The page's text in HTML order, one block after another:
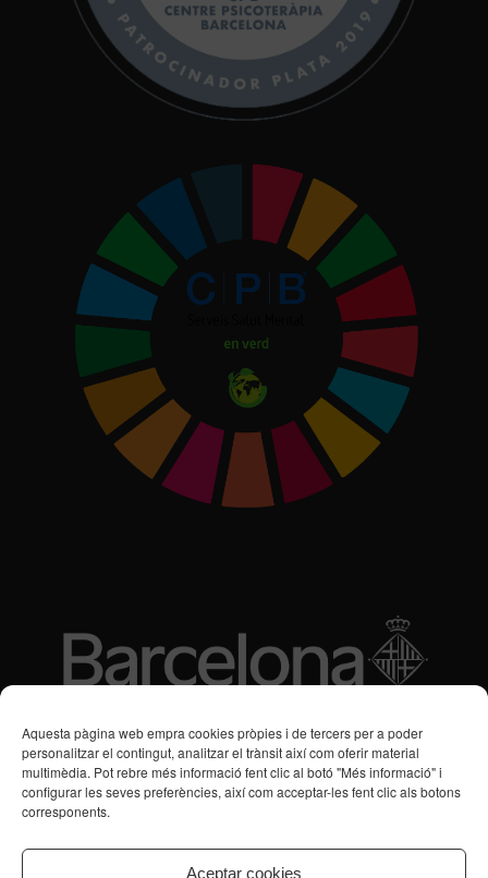
Aquesta pàgina web empra cookies pròpies i de tercers per a poder
personalitzar el contingut, analitzar el trànsit així com oferir material
multimèdia. Pot rebre més informació fent clic al botó "Més informació" i
configurar les seves preferències, així com acceptar-les fent clic als botons
corresponents.
Aceptar cookies
Subvencions des de 2016
Programa de Vacances/Suport Respir Familiar
Transtorns de Salut Mental